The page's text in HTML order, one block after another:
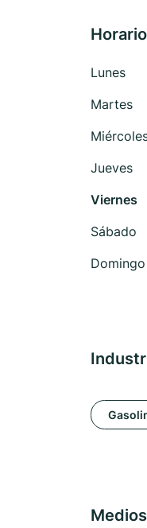
Lunes
Martes
Jueves
Viernes
Sábado
Domingo
Medios